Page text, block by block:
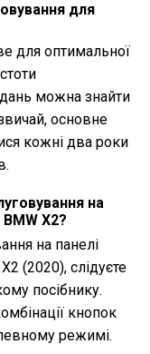
для
для оптимальної
можна знайти
основне
кожні два роки
на
X2?
на панелі
(2020), слідуєте
посібнику.
кнопок
режимі.